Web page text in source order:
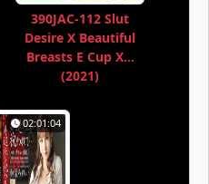
390JAC-112 Slut
Desire X Beautiful
Breasts E Cup X...
(2021)
02:01:04